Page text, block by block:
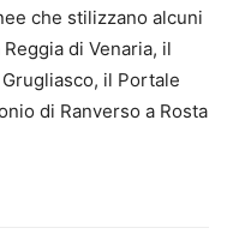
che stilizzano alcuni
di Venaria, il
il Portale
di Ranverso a Rosta